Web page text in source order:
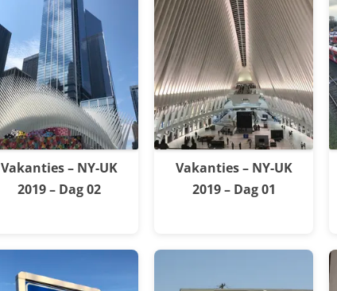
Vakanties – NY-UK
2019 – Dag 02
Vakanties – NY-UK
2019 – Dag 01